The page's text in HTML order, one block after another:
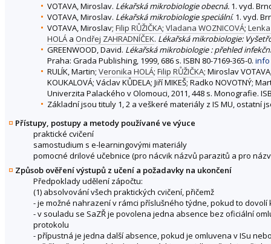
VOTAVA, Miroslav. Lékařská mikrobiologie obecná. 1. vyd.
VOTAVA, Miroslav. Lékařská mikrobiologie speciální. 1. vyd.
VOTAVA, Miroslav; Filip RŮŽIČKA; Vladana WOZNICOVÁ; Lenka
HOLÁ a Ondřej ZAHRADNÍČEK. Lékařská mikrobiologie:
GREENWOOD, David. Lékařská mikrobiologie : přehled
Praha: Grada Publishing, 1999, 686 s. ISBN 80-7169-365-0. info
RULÍK, Martin; Veronika HOLÁ; Filip RŮŽIČKA; Miroslav
KOUKALOVÁ; Václav KŮDELA; Jiří MIKEŠ; Radko NOVOTNÝ;
Univerzita Palackého v Olomouci, 2011, 448 s. Monografie.
Základní jsou tituly 1, 2 a veškeré materiály z IS MU, ostatní
Přístupy, postupy a metody používané ve výuce
praktické cvičení
samostudium s e-learningovými materiály
pomocné drilové učebnice (pro nácvik názvů parazitů a pro
Způsob ověření výstupů z učení a požadavky na ukončení
Předpoklady udělení zápočtu:
(1) absolvování všech praktických cvičení, přičemž
- je možné nahrazení v rámci příslušného týdne, pokud to
- v souladu se SaZŘ je povolena jedna absence bez oficiální
protokolu
- přípustná je jedna další absence, pokud je omluvena v ISu